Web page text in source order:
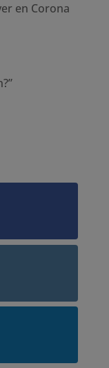
en Corona